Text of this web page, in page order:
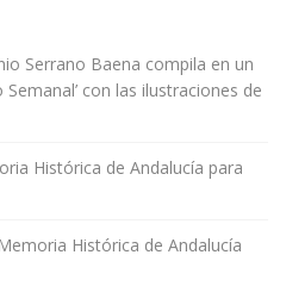
Serrano Baena compila en un
con las ilustraciones de
Histórica de Andalucía para
Histórica de Andalucía